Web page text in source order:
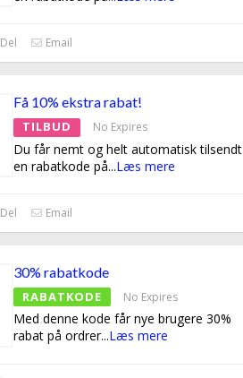
Del Email
Få 10% ekstra rabat!
TILBUD No Expires
Du får nemt og helt automatisk tilsendt
en rabatkode på...Læs mere
Del Email
30% rabatkode
RABATKODE No Expires
Med denne kode får nye brugere 30%
rabat på ordrer...Læs mere